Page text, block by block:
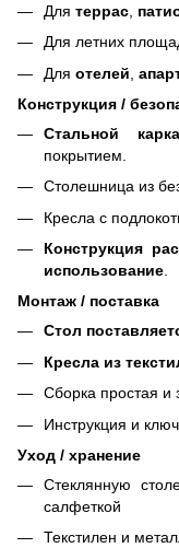
Для террас
Для летних
Для отелей
Конструкция /
Стальной
покрытием.
Столешница из
Кресла с
Конструкция
использование
Монтаж / поставка
Стол
Кресла из
Сборка простая
Инструкция и
Уход / хранение
Стеклянную
салфеткой
Текстилен и